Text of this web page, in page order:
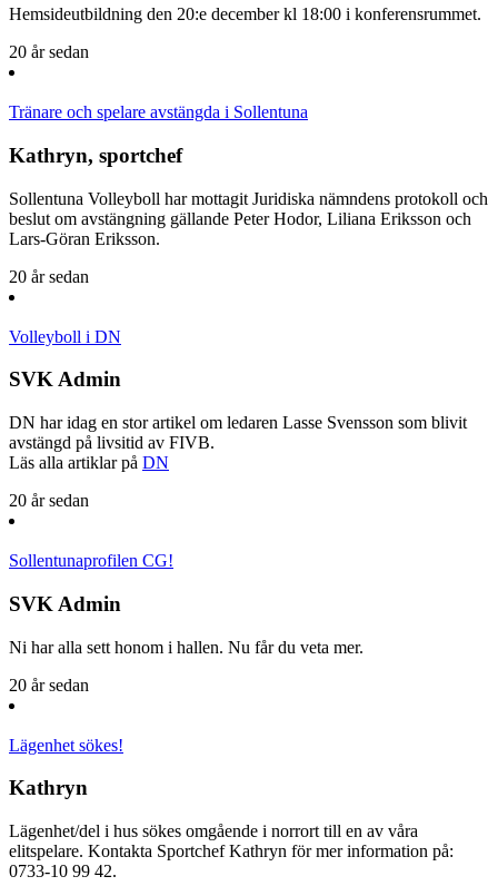
Hemsideutbildning den 20:e december kl 18:00 i konferensrummet.
20 år sedan
Tränare och spelare avstängda i Sollentuna
Kathryn, sportchef
Sollentuna Volleyboll har mottagit Juridiska nämndens protokoll och
beslut om avstängning gällande Peter Hodor, Liliana Eriksson och
Lars-Göran Eriksson.
20 år sedan
Volleyboll i DN
SVK Admin
DN har idag en stor artikel om ledaren Lasse Svensson som blivit
avstängd på livsitid av FIVB.
Läs alla artiklar på DN
20 år sedan
Sollentunaprofilen CG!
SVK Admin
Ni har alla sett honom i hallen. Nu får du veta mer.
20 år sedan
Lägenhet sökes!
Kathryn
Lägenhet/del i hus sökes omgående i norrort till en av våra
elitspelare. Kontakta Sportchef Kathryn för mer information på:
0733-10 99 42.